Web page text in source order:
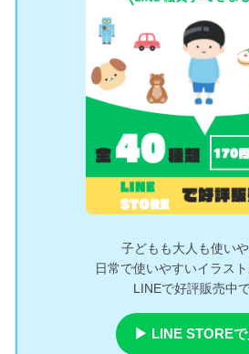
子どもも大人も使いや
日常で使いやすいイラスト
LINEで好評販売中
▶ LINE STOREで